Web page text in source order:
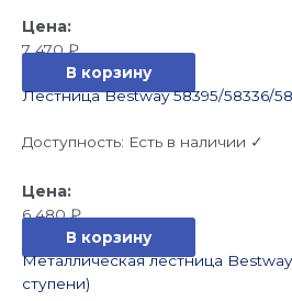
7 470₽
В корзину
Лестница Bestway 58395/58336/
Доступность: Есть в наличии ✓
6 480₽
В корзину
Металлическая лестница
ступени)